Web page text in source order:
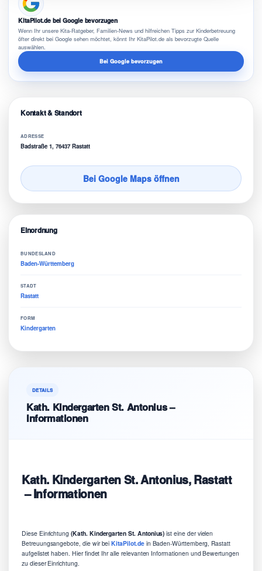
KitaPilot.de bei Google bevorzugen
Wenn Ihr unsere Kita-Ratgeber, Familien-News und hilfreichen Tipps zur Kinderbetreuung
öfter direkt bei Google sehen möchtet, könnt Ihr KitaPilot.de als bevorzugte Quelle
auswählen.
Bei Google bevorzugen
Kontakt & Standort
ADRESSE
Badstraße 1, 76437 Rastatt
Bei Google Maps öffnen
Einordnung
BUNDESLAND
Baden-Württemberg
STADT
Rastatt
FORM
Kindergarten
DETAILS
Kath. Kindergarten St. Antonius –
Informationen
Kath. Kindergarten St. Antonius, Rastatt
– Informationen
Diese Einrichtung (Kath. Kindergarten St. Antonius) ist eine der vielen
Betreuungsangebote, die wir beiKitaPilot.dein Baden-Württemberg, Rastatt
aufgelistet haben. Hier findet Ihr alle relevanten Informationen und Bewertungen
zu dieser Einrichtung.